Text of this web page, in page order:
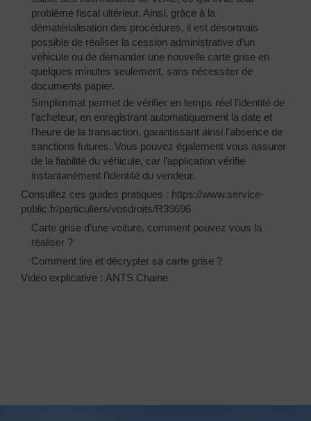
problème fiscal ultérieur. Ainsi, grâce à la
dématérialisation des procédures, il est désormais
possible de réaliser la cession administrative d’un
véhicule ou de demander une nouvelle carte grise en
quelques minutes seulement, sans nécessiter de
documents papier.
Simplimmat permet de vérifier en temps réel l’identité de
l’acheteur, en enregistrant automatiquement la date et
l’heure de la transaction, garantissant ainsi l’absence de
sanctions futures. Vous pouvez également vous assurer
de la fiabilité du véhicule, car l’application vérifie
instantanément l’identité du vendeur.
Consultez ces guides pratiques : https://www.service-
public.fr/particuliers/vosdroits/R39696
Carte grise d’une voiture, comment pouvez vous la
réaliser ?
Comment lire et décrypter sa carte grise ?
Vidéo explicative : ANTS Chaine